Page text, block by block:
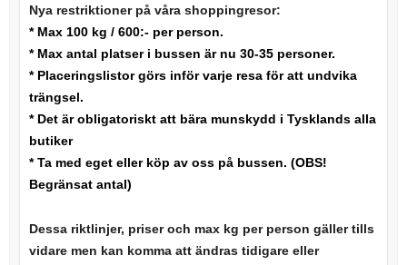
Nya restriktioner på våra shoppingresor:
* Max 100 kg / 600:- per person.
* Max antal platser i bussen är nu 30-35 personer.
* Placeringslistor görs inför varje resa för att undvika
trängsel.
* Det är obligatoriskt att bära munskydd i Tysklands alla
butiker
* Ta med eget eller köp av oss på bussen. (OBS!
Begränsat antal)
Dessa riktlinjer, priser och max kg per person gäller tills
vidare men kan komma att ändras tidigare eller